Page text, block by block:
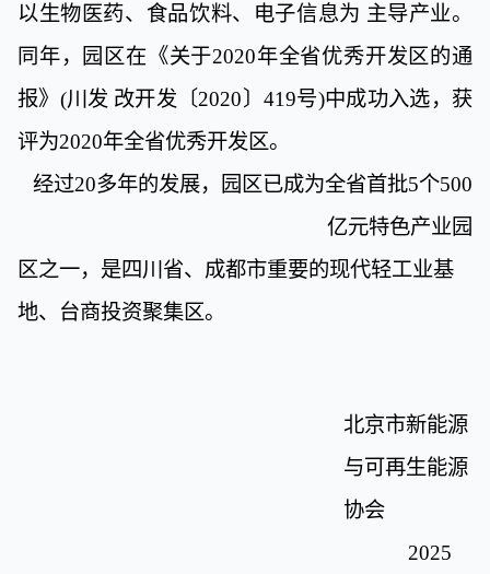
以生物医药、食品饮料、电子信息为 主导产业。
同年，园区在《关于2020年全省优秀开发区的通
报》 (川发 改开发〔2020 〕419号)中成功入选，获
评为2020年全省优秀开发区。
经过20多年的发展，园区已成为全省首批5个500
亿元特色产业园
区之一，是四川省、成都市重要的现代轻工业基
地、台商投资聚集区。
北京市新能源
与可再生能源
协会
2025